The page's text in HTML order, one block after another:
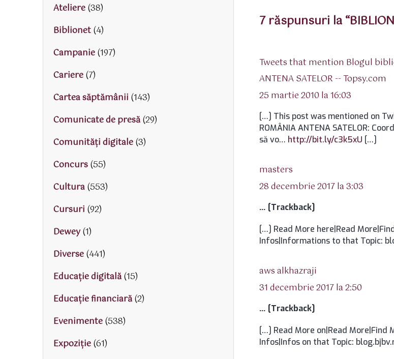
7 răspunsuri la
Tweets that mention Blogul
ANTENA SATELOR -- Topsy.com
25 martie 2010 la 16:03
[…] This post was mentioned on
ROMÂNIA ANTENA SATELOR:
să vo… http://bit.ly/c3k5xU […]
masters
28 decembrie 2017 la 3:03
… [Trackback]
[…] Read More here|Read
Infos|Informations to that Topic:
aws alkhazraji
31 decembrie 2017 la 2:50
… [Trackback]
[…] Read More on|Read
Infos|Infos on that Topic:
Ateliere(38)
Biblionet(4)
Campanie(197)
Cariere(7)
Cartea săptămânii (143)
Comunicate de presă(29)
Comunități digitale(3)
Concurs(55)
Cultura(553)
Cursuri (92)
Dewey(1)
Diverse(441)
Educaţie digitală(15)
Educaţie financiară(2)
Evenimente(538)
Expoziție(61)